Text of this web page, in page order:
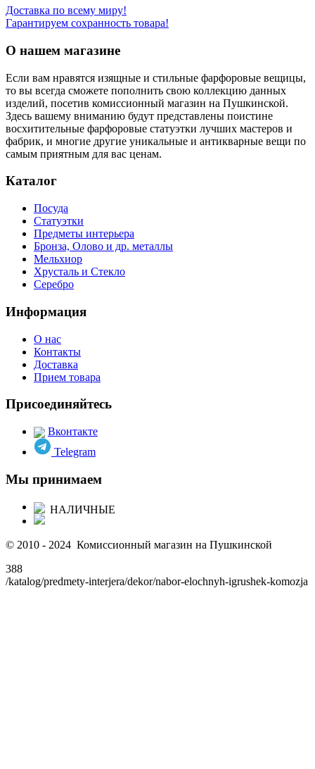
Доставка по всему миру!
Гарантируем сохранность товара!
О нашем магазине
Если вам нравятся изящные и стильные фарфоровые вещицы,
то вы всегда сможете пополнить свою коллекцию данных
изделий, посетив комиссионный магазин на Пушкинской.
Здесь вашему вниманию будут представлены поистине
восхитительные фарфоровые статуэтки лучших мастеров и
фабрик, и многие другие уникальные и антикварные вещи по
самым приятным для вас ценам.
Каталог
Посуда
Статуэтки
Предметы интерьера
Бронза, Олово и др. металлы
Мельхиор
Хрусталь и Стекло
Серебро
Информация
О нас
Контакты
Доставка
Прием товара
Присоединяйтесь
Вконтакте
Telegram
Мы принимаем
НАЛИЧНЫЕ
© 2010 - 2024 Комиссионный магазин на Пушкинской
388
/katalog/predmety-interjera/dekor/nabor-elochnyh-igrushek-komozja